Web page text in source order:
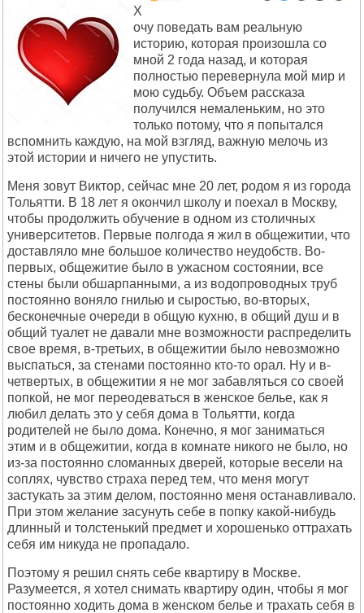
Х
очу поведать вам реальную
историю, которая произошла со
мной 2 года назад, и которая
полностью перевернула мой мир и
мою судьбу. Объем рассказа
получился немаленьким, но это
только потому, что я попытался
вспомнить каждую, на мой взгляд, важную мелочь из
этой истории и ничего не упустить.
Меня зовут Виктор, сейчас мне 20 лет, родом я из города
Тольятти. В 18 лет я окончил школу и поехал в Москву,
чтобы продолжить обучение в одном из столичных
университетов. Первые полгода я жил в общежитии, что
доставляло мне большое количество неудобств. Во-
первых, общежитие было в ужасном состоянии, все
стены были обшарпанными, а из водопроводных труб
постоянно воняло гнилью и сыростью, во-вторых,
бесконечные очереди в общую кухню, в общий душ и в
общий туалет не давали мне возможности распределить
свое время, в-третьих, в общежитии было невозможно
выспаться, за стенами постоянно кто-то орал. Ну и в-
четвертых, в общежитии я не мог забавляться со своей
попкой, не мог переодеваться в женское белье, как я
любил делать это у себя дома в Тольятти, когда
родителей не было дома. Конечно, я мог заниматься
этим и в общежитии, когда в комнате никого не было, но
из-за постоянно сломанных дверей, которые весели на
соплях, чувство страха перед тем, что меня могут
застукать за этим делом, постоянно меня останавливало.
При этом желание засунуть себе в попку какой-нибудь
длинный и толстенький предмет и хорошенько оттрахать
себя им никуда не пропадало.
Поэтому я решил снять себе квартиру в Москве.
Разумеется, я хотел снимать квартиру один, чтобы я мог
постоянно ходить дома в женском белье и трахать себя в